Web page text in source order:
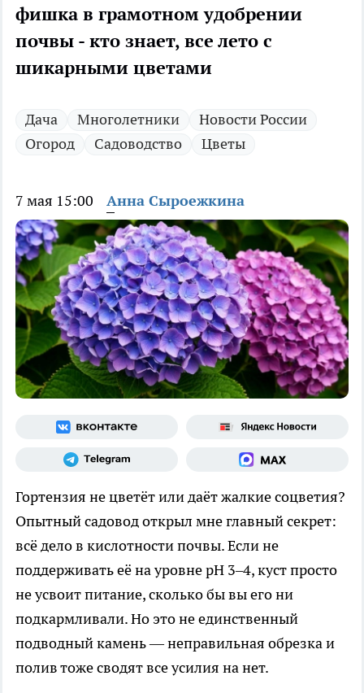
фишка в грамотном удобрении
почвы - кто знает, все лето с
шикарными цветами
Дача Многолетники
Новости России
Огород
Садоводство Цветы
7 мая 15:00 Анна Сыроежкина
Гортензия не цветёт или даёт жалкие соцветия?
Опытный садовод открыл мне главный секрет:
всё дело в кислотности почвы. Если не
поддерживать её на уровне pH 3–4, куст просто
не усвоит питание, сколько бы вы его ни
подкармливали. Но это не единственный
подводный камень — неправильная обрезка и
полив тоже сводят все усилия на нет.